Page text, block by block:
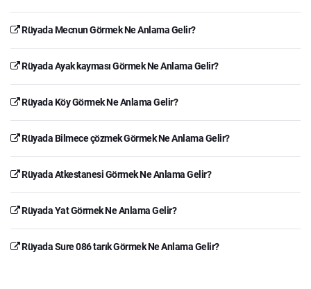
Rüyada Mecnun Görmek Ne Anlama Gelir?
Rüyada Ayak kayması Görmek Ne Anlama Gelir?
Rüyada Köy Görmek Ne Anlama Gelir?
Rüyada Bilmece çözmek Görmek Ne Anlama Gelir?
Rüyada Atkestanesi Görmek Ne Anlama Gelir?
Rüyada Yat Görmek Ne Anlama Gelir?
Rüyada Sure 086 tarık Görmek Ne Anlama Gelir?